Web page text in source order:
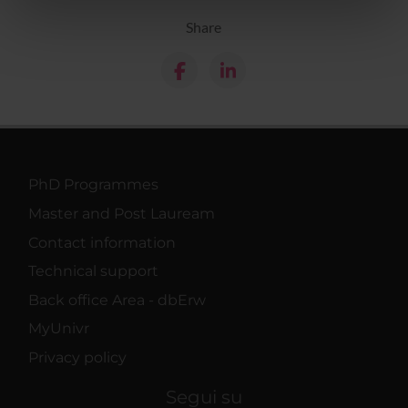
pubblicità e social media, i quali potrebbero combinarle
con altre informazioni che hai fornito loro o che hanno
raccolto dal tuo utilizzo dei loro servizi.
Share
PhD Programmes
Master and Post Lauream
Contact information
Technical support
Back office Area - dbErw
MyUnivr
Privacy policy
Segui su